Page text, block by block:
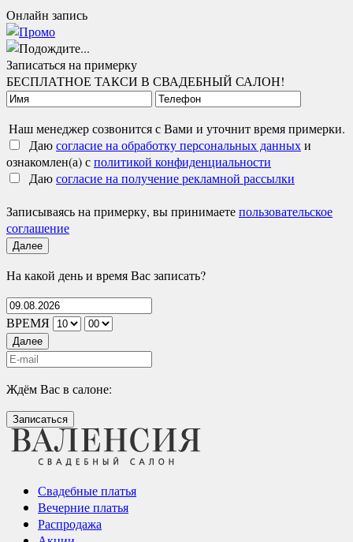
Онлайн запись
Записаться на примерку
БЕСПЛАТНОЕ ТАКСИ В СВАДЕБНЫЙ САЛОН!
Наш менеджер созвонится с Вами и уточнит время примерки.
Даюсогласие на обработку персональных данныхи
ознакомлен(а) сполитикой конфиденциальности
Даюсогласие на получение рекламной рассылки
Записываясь на примерку, вы принимаетепользовательское
соглашение
Далее
На какой день и время Вас записать?
ВРЕМЯ
Далее
Ждём Вас в салоне:
Записаться
Свадебные платья
Вечерние платья
Распродажа